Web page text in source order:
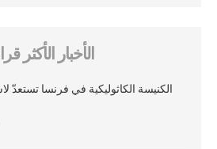
الأخبار الأكثر
الكنيسة الكاثوليكية في فرنسا تستعدّ